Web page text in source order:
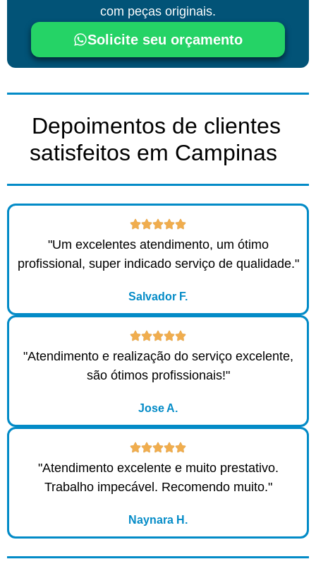
com peças originais.
Solicite seu orçamento
Depoimentos de clientes
satisfeitos em Campinas ​
"Um excelentes atendimento, um ótimo
profissional, super indicado serviço de qualidade."
Salvador F.
"Atendimento e realização do serviço excelente,
são ótimos profissionais!"
Jose A.
"Atendimento excelente e muito prestativo.
Trabalho impecável. Recomendo muito."
Naynara H.